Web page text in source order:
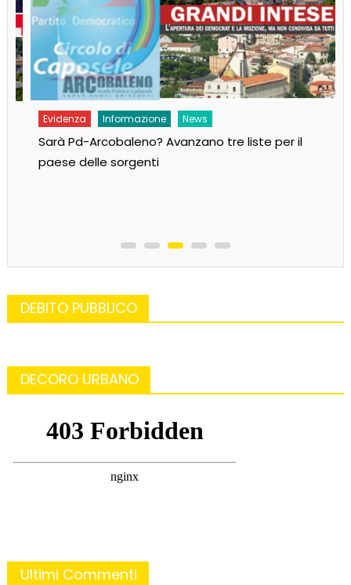
Evidenza Informazione News
Sarà Pd-Arcobaleno? Avanzano tre liste per il
paese delle sorgenti
DEBITO PUBBLICO
DECORO URBANO
Ultimi Commenti